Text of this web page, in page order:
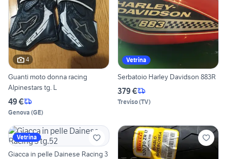
4
Guanti moto donna racing
Alpinestars tg. L
49 €
Genova (GE)
Vetrina
Serbatoio Harley Davidson 883R
379 €
Treviso(TV)
Vetrina
Giacca in pelle Dainese Racing 3